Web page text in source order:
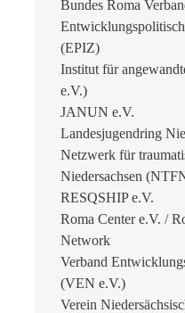
Bundes Roma
(EPIZ)
Institut für
e.V.)
JANUN e.V.
Landesjugendring
Netzwerk für
Niedersachsen
RESQSHIP e.V.
Roma Center e.V. /
Network
Verband
(VEN e.V.)
Verein